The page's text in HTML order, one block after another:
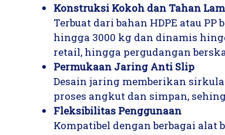
Konstruksi Kokoh dan Tahan
Terbuat dari bahan HDPE atau
hingga 3000 kg dan dinamis
retail, hingga pergudangan
Permukaan Jaring Anti Slip
Desain jaring memberikan
proses angkut dan simpan,
Fleksibilitas Penggunaan
Kompatibel dengan berbagai